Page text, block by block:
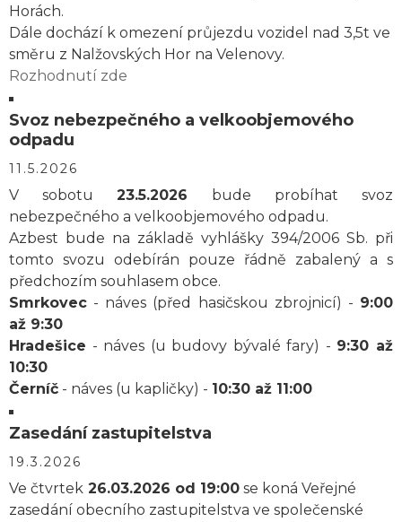
Horách.
Dále dochází k omezení průjezdu vozidel nad 3,5t ve
směru z Nalžovských Hor na Velenovy.
Rozhodnutí zde
Svoz nebezpečného a velkoobjemového
odpadu
11.5.2026
V sobotu23.5.2026 bude probíhat svoz
nebezpečného a velkoobjemového odpadu.
Azbest bude na základě vyhlášky 394/2006 Sb. při
tomto svozu odebírán pouze řádně zabalený a s
předchozím souhlasem obce.
Smrkovec - náves (před hasičskou zbrojnicí) - 9:00
až 9:30
Hradešice - náves (u budovy bývalé fary) - 9:30 až
10:30
Černíč - náves (u kapličky) - 10:30 až 11:00
Zasedání zastupitelstva
19.3.2026
Ve čtvrtek 26.03.2026 od 19:00 se koná Veřejné
zasedání obecního zastupitelstva ve společenské